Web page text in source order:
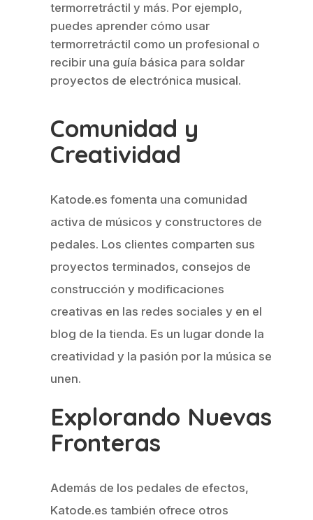
termorretráctil y más. Por ejemplo,
puedes aprender cómo usar
termorretráctil como un profesional o
recibir una guía básica para soldar
proyectos de electrónica musical.
Comunidad y
Creatividad
Katode.es fomenta una comunidad
activa de músicos y constructores de
pedales. Los clientes comparten sus
proyectos terminados, consejos de
construcción y modificaciones
creativas en las redes sociales y en el
blog de la tienda. Es un lugar donde la
creatividad y la pasión por la música se
unen.
Explorando Nuevas
Fronteras
Además de los pedales de efectos,
Katode.es también ofrece otros